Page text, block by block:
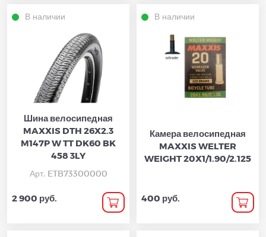
В наличии
Шина велосипедная
MAXXIS DTH 26X2.3
M147P W TT DK60 BK
458 3LY
Арт. ETB73300000
2 900 руб.
В наличии
Камера велосипедная
MAXXIS WELTER
WEIGHT 20X1/1.90/2.125
400 руб.